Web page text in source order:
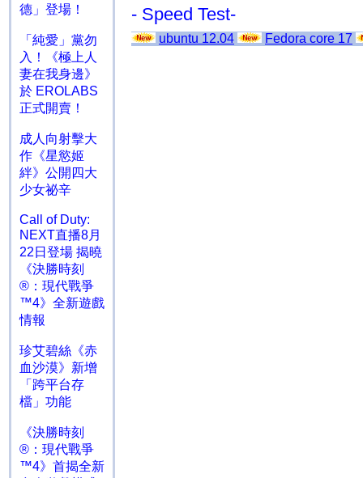
德」登場！
「純愛」黨勿
入！《極上人
妻在我身邊》
於 EROLABS
正式開賣！
成人向射擊大
作《星慾姬
絆》公開四大
少女祕辛
Call of Duty:
NEXT直播8月
22日登場 揭曉
《決勝時刻
®：現代戰爭
™4》全新遊戲
情報
珍艾碧絲《赤
血沙漠》新增
「跨平台存
檔」功能
《決勝時刻
®：現代戰爭
™4》首揭全新
- Speed Test-
ubuntu 12.04 Fedora core 17